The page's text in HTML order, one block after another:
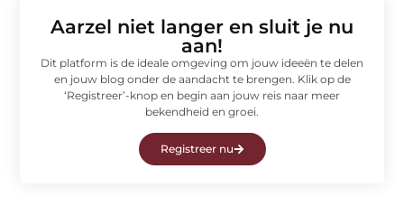
Aarzel niet langer en sluit je nu
aan!
Dit platform is de ideale omgeving om jouw ideeën te delen
en jouw blog onder de aandacht te brengen. Klik op de
‘Registreer’-knop en begin aan jouw reis naar meer
bekendheid en groei.
Registreer nu